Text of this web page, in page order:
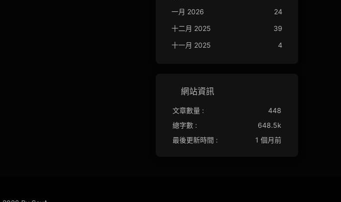
一月 2026
24
十二月 2025
39
十一月 2025
4
網站資訊
文章數量 :
448
總字數 :
648.5k
最後更新時間 :
1 個月前